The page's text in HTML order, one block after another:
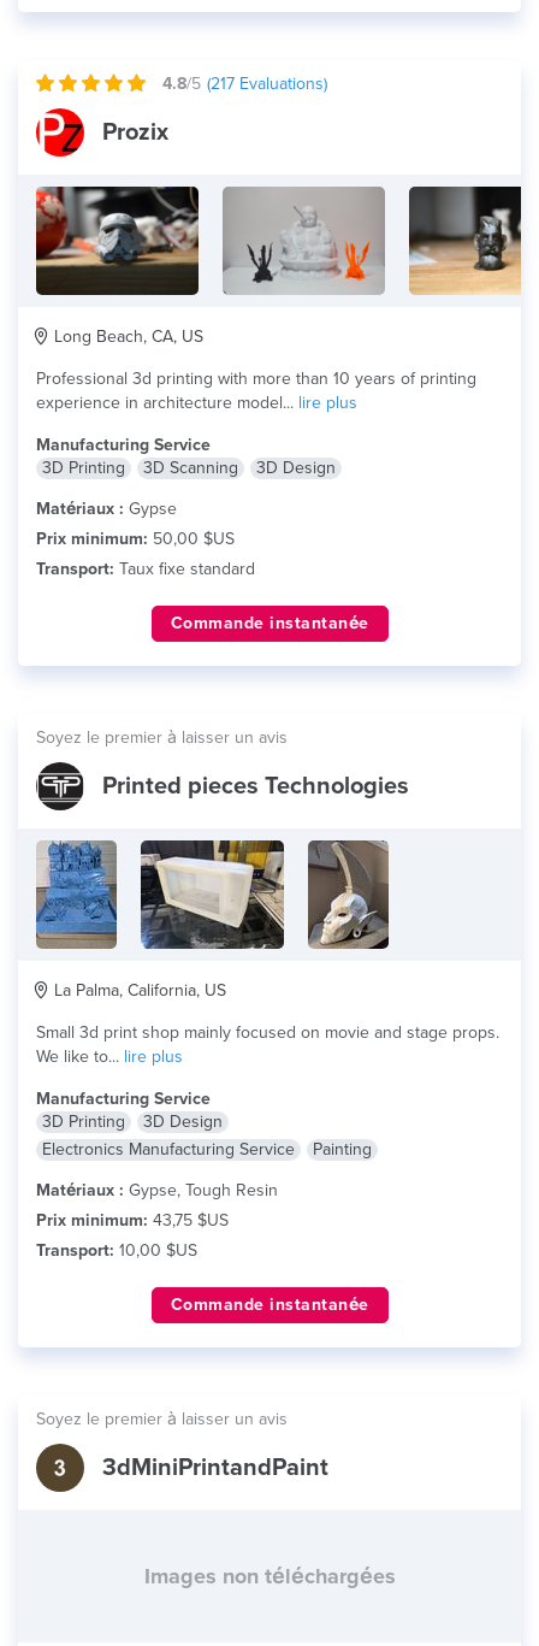
4.8/5 (217 Evaluations)
Prozix
Long Beach, CA, US
Professional 3d printing with more than 10 years of printing
experience in architecture model... lire plus
Manufacturing Service
3D Printing
3D Scanning
3D Design
Matériaux : Gypse
Prix minimum: 50,00 $US
Transport: Taux fixe standard
Commande instantanée
Soyez le premier à laisser un avis
Printed pieces Technologies
La Palma, California, US
Small 3d print shop mainly focused on movie and stage props.
We like to... lire plus
Manufacturing Service
3D Printing
3D Design
Electronics Manufacturing Service
Painting
Matériaux : Gypse, Tough Resin
Prix minimum: 43,75 $US
Transport: 10,00 $US
Commande instantanée
Soyez le premier à laisser un avis
3dMiniPrintandPaint
Images non téléchargées